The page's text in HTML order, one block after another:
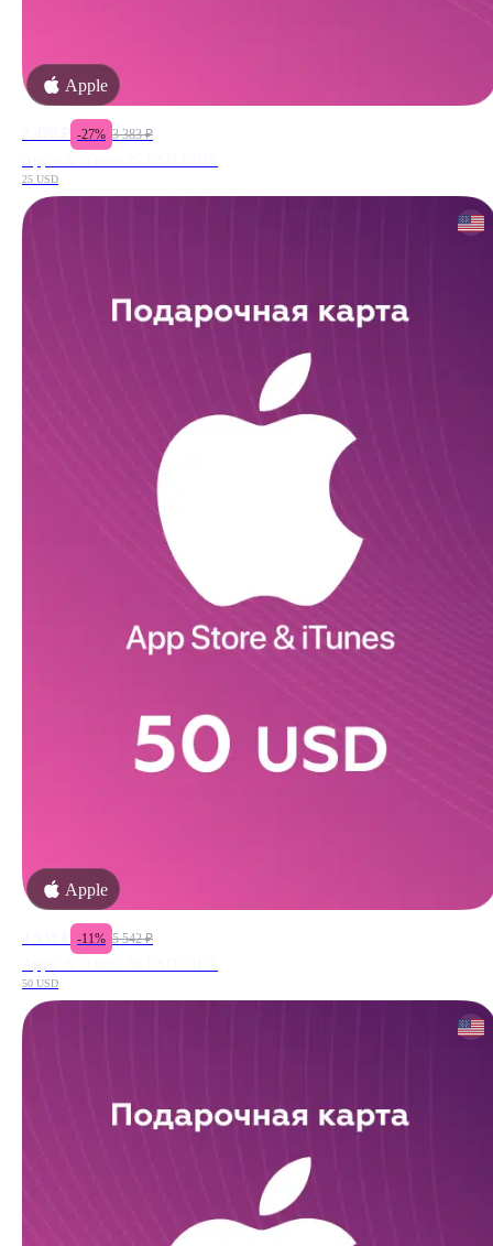
Apple
-27% 3 383 ₽
25 USD
Apple
-11% 5 542 ₽
50 USD